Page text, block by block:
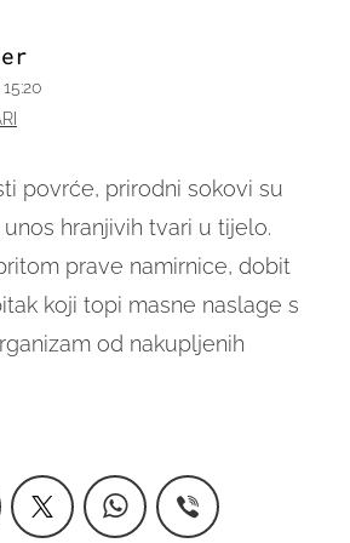
povrće, prirodni sokovi su
hranjivih tvari u tijelo.
prave namirnice, dobit
koji topi masne naslage s
od nakupljenih